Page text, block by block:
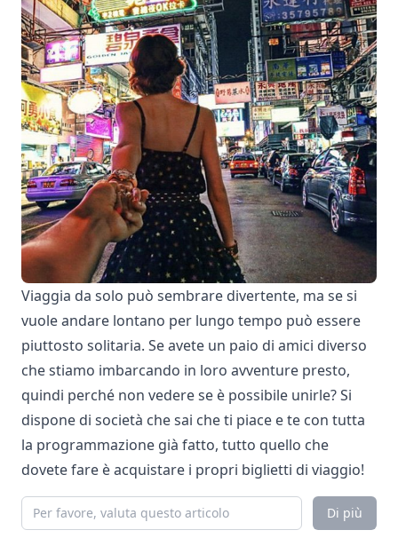
Viaggia da solo può sembrare divertente, ma se si
vuole andare lontano per lungo tempo può essere
piuttosto solitaria. Se avete un paio di amici diverso
che stiamo imbarcando in loro avventure presto,
quindi perché non vedere se è possibile unirle? Si
dispone di società che sai che ti piace e te con tutta
la programmazione già fatto, tutto quello che
dovete fare è acquistare i propri biglietti di viaggio!
Di più